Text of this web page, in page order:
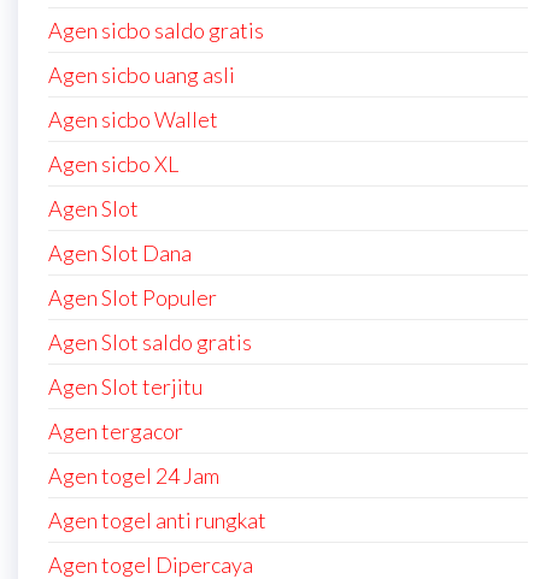
Agen sicbo saldo gratis
Agen sicbo uang asli
Agen sicbo Wallet
Agen sicbo XL
Agen Slot
Agen Slot Dana
Agen Slot Populer
Agen Slot saldo gratis
Agen Slot terjitu
Agen tergacor
Agen togel 24 Jam
Agen togel anti rungkat
Agen togel Dipercaya